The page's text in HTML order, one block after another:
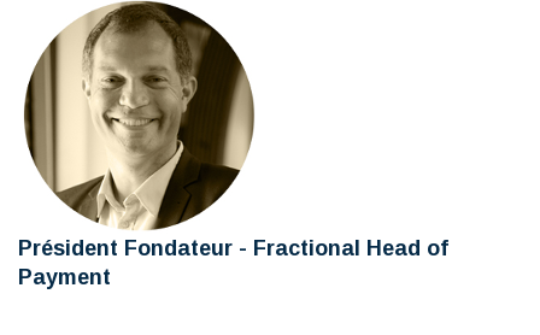
Président Fondateur - Fractional Head of
Payment